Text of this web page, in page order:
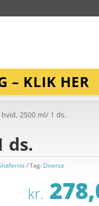
– KLIK HER
2500 ml/ 1 ds.
ds.
Tag: Diverse
kr.